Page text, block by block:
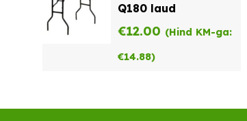
Q180 laud
€12.00 (Hind KM-ga:
€14.88)